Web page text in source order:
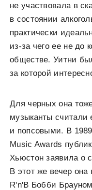
не участвовала в
в состоянии
практически
из-за чего ее не до
обществе. Уитни
за которой
Для черных она
музыканты
и попсовыми. В
Music Awards
Хьюстон заявила о
В этот же вечер она
R'n'B Бобби